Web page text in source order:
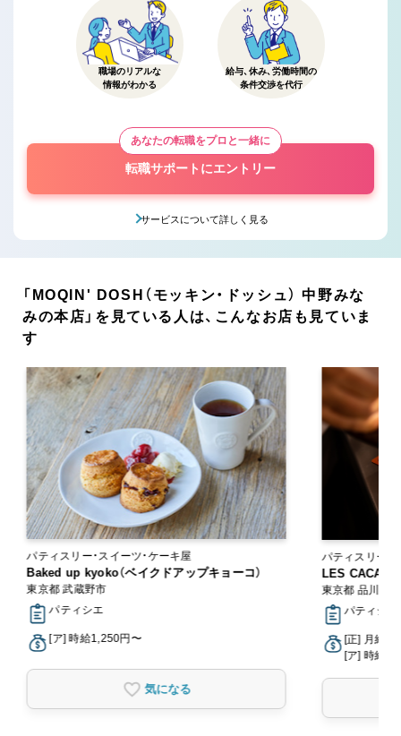
職場のリアルな
情報がわかる
給与、休み、労働時間の
条件交渉を代行
あなたの転職をプロと一緒に
転職サポートにエントリー
サービスについて詳しく見る
「MOQIN' DOSH（モッキン・ドッシュ） 中野みな
みの本店」を見ている人は、こんなお店も見ていま
す
パティスリー・スイーツ・ケーキ屋
Baked up kyoko（ベイクドアップキョーコ）
東京都 武蔵野市
パティシエ
[ア] 時給1,250円〜
気になる
パティスリー・
LES CACAOS
東京都 品川区
パティシエ
[正] 月給
[ア] 時給